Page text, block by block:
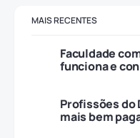
MAIS RECENTES
Faculdade
funciona e
Profissões do
mais bem